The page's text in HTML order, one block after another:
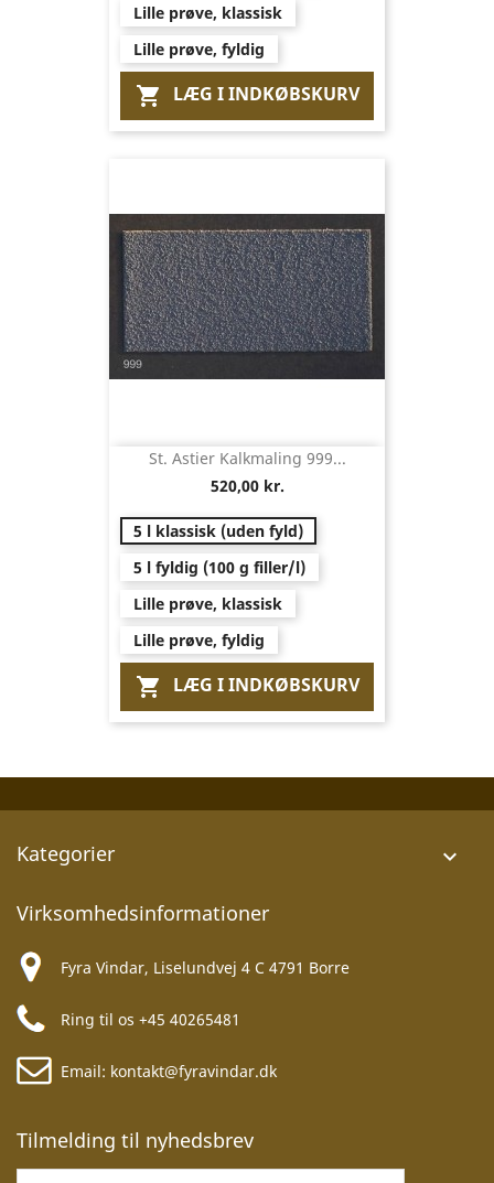
Lille prøve, klassisk
Lille prøve, fyldig
 LÆG I INDKØBSKURV
St. Astier Kalkmaling 999...
520,00 kr.
5 l klassisk (uden fyld)
5 l fyldig (100 g filler/l)
Lille prøve, klassisk
Lille prøve, fyldig
 LÆG I INDKØBSKURV
Kategorier 
Virksomhedsinformationer
Fyra Vindar, Liselundvej 4 C 4791 Borre
Ring til os +45 40265481
Email: kontakt@fyravindar.dk
Tilmelding til nyhedsbrev